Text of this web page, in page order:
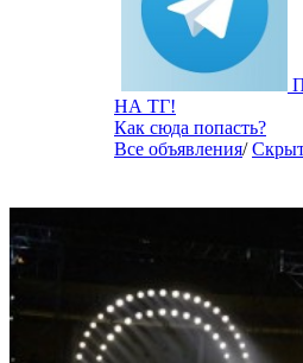
НА ТГ!
Как сюда попасть?
Все объявления/